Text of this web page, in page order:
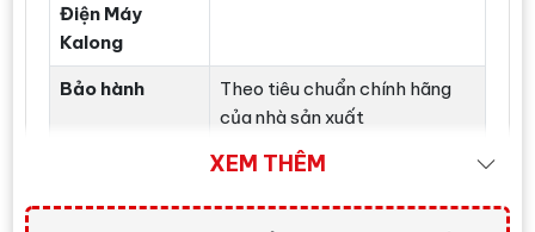
Điện Máy
Kalong
Bảo hành
Theo tiêu chuẩn chính hãng
của nhà sản xuất
XEM THÊM